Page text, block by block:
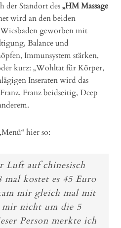
der Standort des„HM Massage
wird an den beiden
geworben mit
Balance und
Immunsystem stärken,
kurz: „Wohltat für Körper,
Inseraten wird das
Franz beidseitig, Deep
hier so:
Luft auf chinesisch
kostet es 45 Euro
mir gleich mal mit
mir nicht um die 5
Person merkte ich